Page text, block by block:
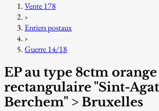
Vente 178
›
Entiers postaux
›
Guerre 14/18
EP au type 8ctm orange
rectangulaire "Sint-
Berchem" > Bruxelles